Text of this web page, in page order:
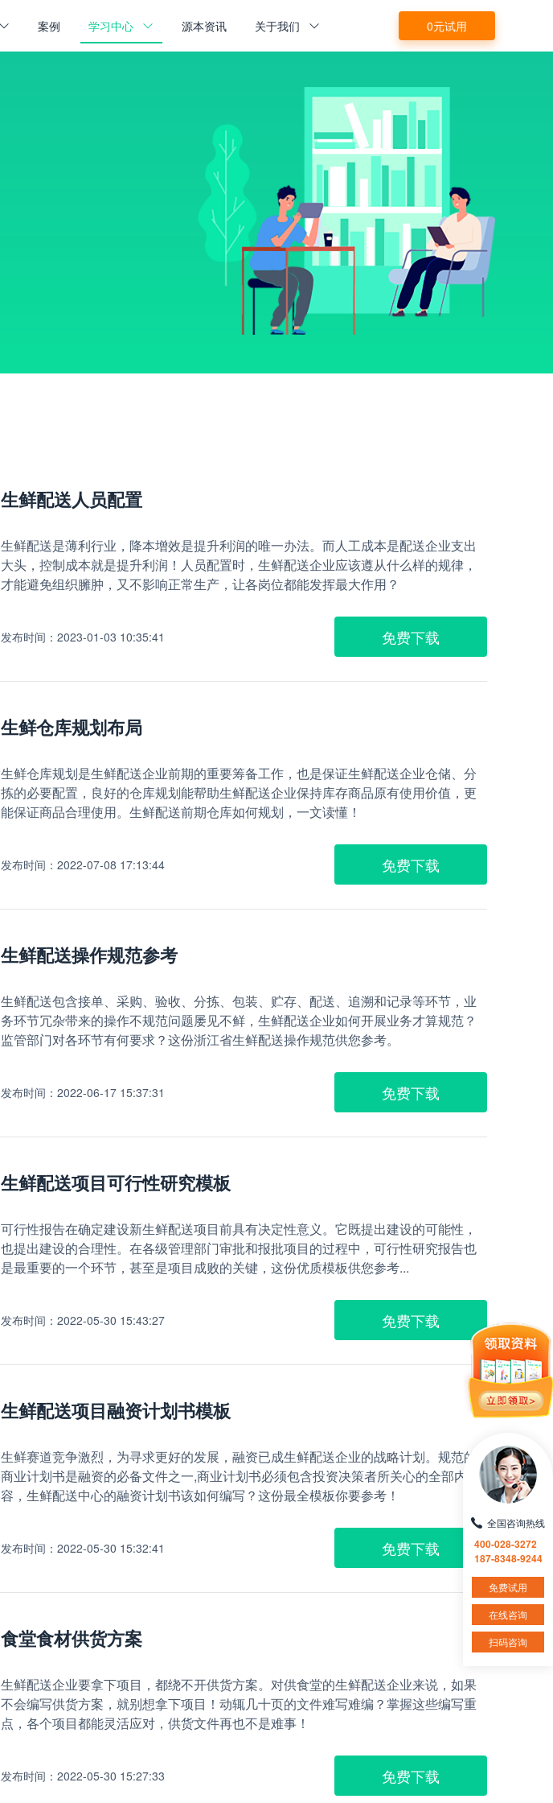
案例 学习中心 源本资讯 关于我们 0元试用
生鲜配送人员配置
生鲜配送是薄利行业，降本增效是提升利润的唯一办法。而人工成本是配送企业支出
大头，控制成本就是提升利润！人员配置时，生鲜配送企业应该遵从什么样的规律，
才能避免组织臃肿，又不影响正常生产，让各岗位都能发挥最大作用？
发布时间：2023-01-03 10:35:41 免费下载
生鲜仓库规划布局
生鲜仓库规划是生鲜配送企业前期的重要筹备工作，也是保证生鲜配送企业仓储、分
拣的必要配置，良好的仓库规划能帮助生鲜配送企业保持库存商品原有使用价值，更
能保证商品合理使用。生鲜配送前期仓库如何规划，一文读懂！
发布时间：2022-07-08 17:13:44 免费下载
生鲜配送操作规范参考
生鲜配送包含接单、采购、验收、分拣、包装、贮存、配送、追溯和记录等环节，业
务环节冗杂带来的操作不规范问题屡见不鲜，生鲜配送企业如何开展业务才算规范？
监管部门对各环节有何要求？这份浙江省生鲜配送操作规范供您参考。
发布时间：2022-06-17 15:37:31 免费下载
生鲜配送项目可行性研究模板
可行性报告在确定建设新生鲜配送项目前具有决定性意义。它既提出建设的可能性，
也提出建设的合理性。在各级管理部门审批和报批项目的过程中，可行性研究报告也
是最重要的一个环节，甚至是项目成败的关键，这份优质模板供您参考...
发布时间：2022-05-30 15:43:27 免费下载
生鲜配送项目融资计划书模板
生鲜赛道竞争激烈，为寻求更好的发展，融资已成生鲜配送企业的战略计划。规范的
商业计划书是融资的必备文件之一,商业计划书必须包含投资决策者所关心的全部内
容，生鲜配送中心的融资计划书该如何编写？这份最全模板你要参考！
发布时间：2022-05-30 15:32:41 免费下载
食堂食材供货方案
生鲜配送企业要拿下项目，都绕不开供货方案。对供食堂的生鲜配送企业来说，如果
不会编写供货方案，就别想拿下项目！动辄几十页的文件难写难编？掌握这些编写重
点，各个项目都能灵活应对，供货文件再也不是难事！
发布时间：2022-05-30 15:27:33 免费下载
全国咨询热线
400-028-3272
187-8348-9244
免费试用
在线咨询
扫码咨询